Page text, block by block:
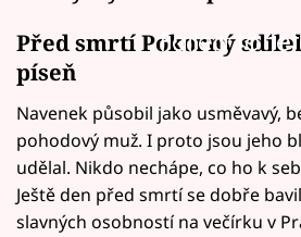
Failed to
Před smrtí Pokorný
píseň
Navenek působil jako usměvavý,
pohodový muž. I proto jsou jeho
udělal. Nikdo nechápe, co ho k
Ještě den před smrtí se dobře
slavných osobností na večírku v